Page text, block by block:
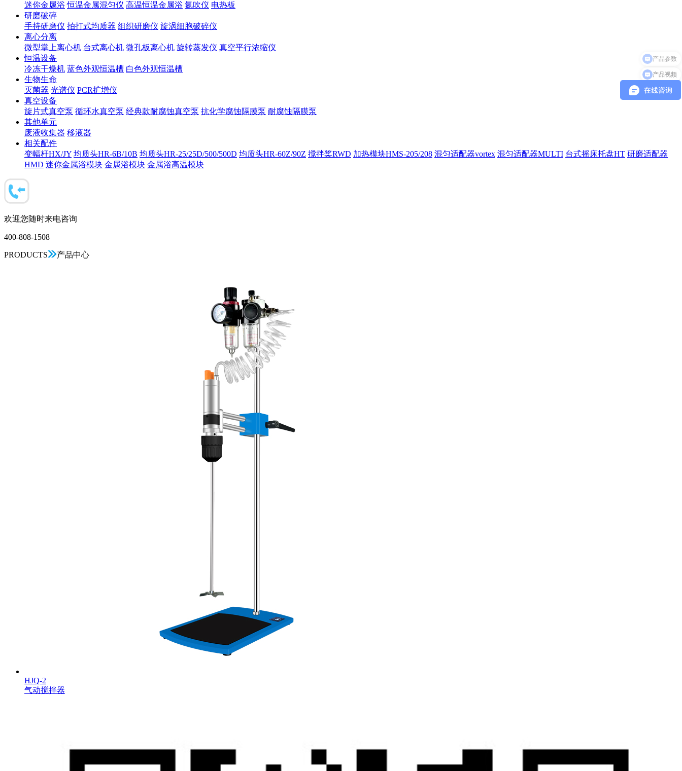
迷你金属浴 恒温金属混匀仪 高温恒温金属浴 氮吹仪 电热板
研磨破碎
手持研磨仪 拍打式均质器 组织研磨仪 旋涡细胞破碎仪
离心分离
微型掌上离心机 台式离心机 微孔板离心机 旋转蒸发仪 真空平行浓缩仪
恒温设备
冷冻干燥机 蓝色外观恒温槽 白色外观恒温槽
生物生命
灭菌器 光谱仪 PCR扩增仪
真空设备
旋片式真空泵 循环水真空泵 经典款耐腐蚀真空泵 抗化学腐蚀隔膜泵 耐腐蚀隔膜泵
其他单元
废液收集器 移液器
相关配件
变幅杆HX/JY 均质头HR-6B/10B 均质头HR-25/25D/500/500D 均质头HR-60Z/90Z 搅拌桨RWD 加热模块HMS-205/208 混匀适配器vortex 混匀适配器MULTI 台式摇床托盘HT 研磨适配器
HMD 迷你金属浴模块 金属浴模块 金属浴高温模块
欢迎您随时来电咨询
400-808-1508
PRODUCTS 产品中心
HJQ-2
气动搅拌器